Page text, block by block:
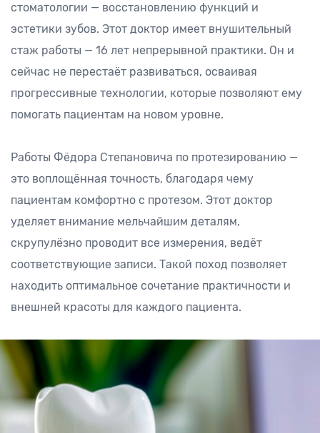
стоматологии — восстановлению функций и
эстетики зубов. Этот доктор имеет внушительный
стаж работы — 16 лет непрерывной практики. Он и
сейчас не перестаёт развиваться, осваивая
прогрессивные технологии, которые позволяют ему
помогать пациентам на новом уровне.
Работы Фёдора Степановича по протезированию —
это воплощённая точность, благодаря чему
пациентам комфортно с протезом. Этот доктор
уделяет внимание мельчайшим деталям,
скрупулёзно проводит все измерения, ведёт
соответствующие записи. Такой поход позволяет
находить оптимальное сочетание практичности и
внешней красоты для каждого пациента.